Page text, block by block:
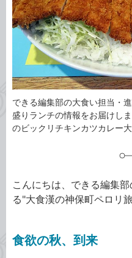
できる編集部の大食い担当・
盛りランチの情報をお届けし
のビックリチキンカツカレー
こんにちは、できる編集
る"大食漢の神保町ペロリ
食欲の秋、到来